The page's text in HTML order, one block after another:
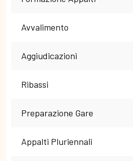
Avvalimento
Aggiudicazioni
Ribassi
Preparazione Gare
Appalti Pluriennali